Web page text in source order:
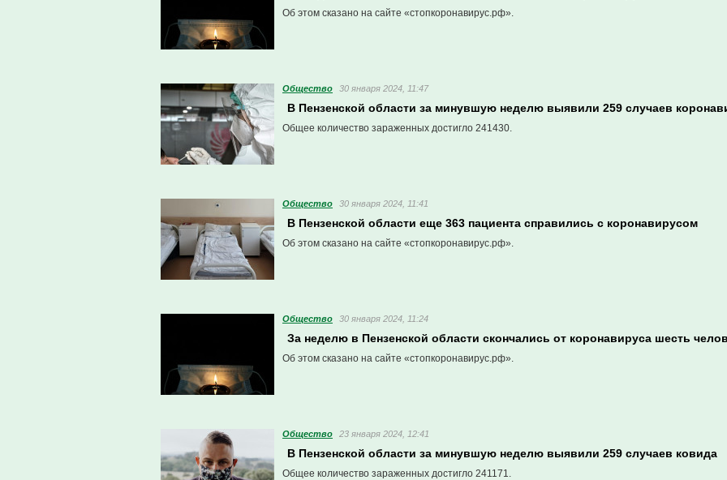
Об этом сказано на сайте «стопкоронавирус.рф».
Общество 30 января 2024, 11:47
В Пензенской области за минувшую неделю выявили 259 случаев
Общее количество зараженных достигло 241430.
Общество 30 января 2024, 11:41
В Пензенской области еще 363 пациента справились с коронавирусом
Об этом сказано на сайте «стопкоронавирус.рф».
Общество 30 января 2024, 11:24
За неделю в Пензенской области скончались от коронавируса шесть
Об этом сказано на сайте «стопкоронавирус.рф».
Общество 23 января 2024, 12:41
В Пензенской области за минувшую неделю выявили 259 случаев ковида
Общее количество зараженных достигло 241171.